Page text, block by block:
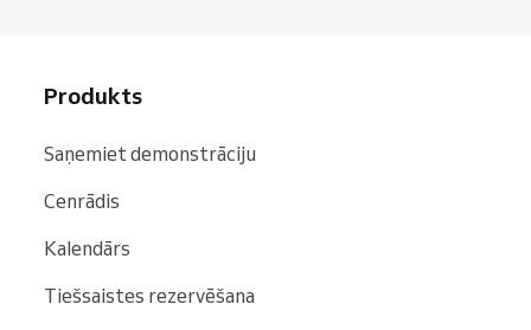
Produkts
Saņemiet demonstrāciju
Cenrādis
Kalendārs
Tiešsaistes rezervēšana